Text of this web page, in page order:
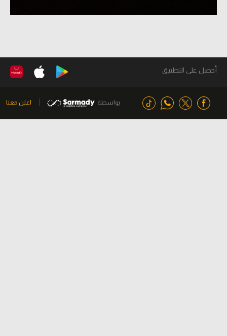
أحصل على التطبيق
بواسطة اعلن معنا